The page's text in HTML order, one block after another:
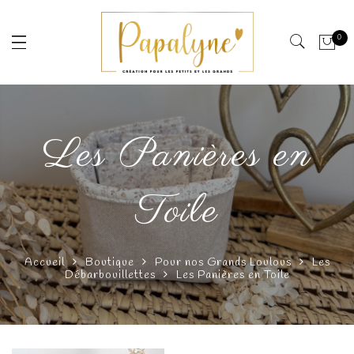
0
Les Panières en
Toile
Accueil Boutique Pour nos Grands Loulous
Les
Débarbouillettes
Les Panières en Toile